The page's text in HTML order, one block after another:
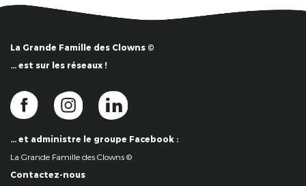
La Grande Famille des Clowns ©
… est sur les réseaux !
… et administre le groupe Facebook :
La Grande Famille des Clowns ©
Contactez-nous